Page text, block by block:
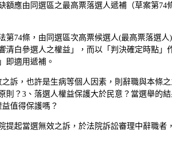
應由同選區之最高票落選人遞補（草案第74
74條，由同選區次高票候選人(最高票落選
白參選人之權益」，而以「判決確定時點」
即適用遞補。
訴，也許是生病等個人因素，則辭職與本條
？3、落選人權益保護大於民意？當選舉的
值得保護嗎？
起當選無效之訴，於法院訴訟審理中辭職者